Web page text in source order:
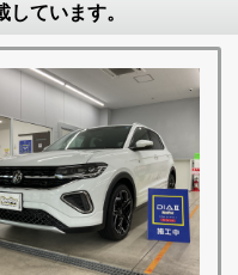
ています。